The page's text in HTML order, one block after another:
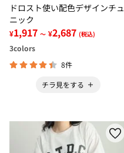
ドロスト使い配色デザインチュ
ニック
¥1,917 ～ ¥2,687 (税込)
3colors
8件
チラ見をする